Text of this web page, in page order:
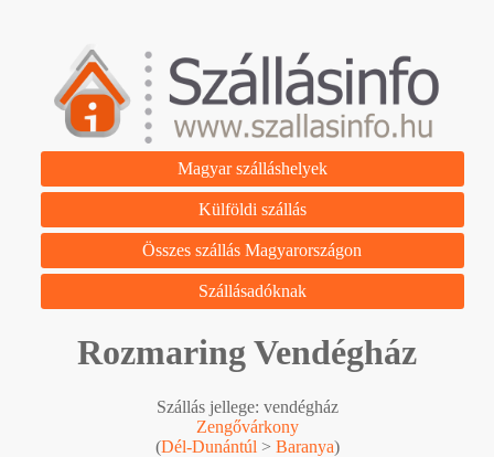
Magyar szálláshelyek
Külföldi szállás
Összes szállás Magyarországon
Szállásadóknak
Rozmaring Vendégház
Szállás jellege: vendégház
Zengővárkony
(Dél-Dunántúl > Baranya)